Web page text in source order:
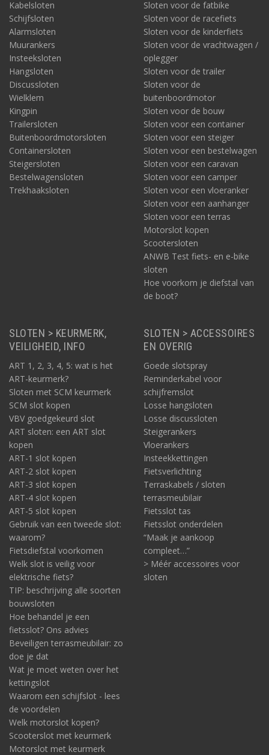
Kabelsloten
Schijfsloten
Alarmsloten
Muurankers
Insteeksloten
Hangsloten
Discussloten
Wielklem
Kingpin
Trailersloten
Buitenboordmotorsloten
Containersloten
Steigersloten
Bestelwagensloten
Trekhaaksloten
Sloten voor de fatbike
Sloten voor de racefiets
Sloten voor de kinderfiets
Sloten voor de vrachtwagen /
oplegger
Sloten voor de trailer
Sloten voor de
buitenboordmotor
Sloten voor de bouw
Sloten voor een container
Sloten voor een steiger
Sloten voor een bestelwagen
Sloten voor een caravan
Sloten voor een camper
Sloten voor een vloeranker
Sloten voor een aanhanger
Sloten voor een terras
Motorslot kopen
Scootersloten
ANWB Test fiets- en e-bike
sloten
Hoe voorkom je diefstal van
de boot?
SLOTEN > KEURMERK,
VEILIGHEID, INFO
ART 1, 2, 3, 4, 5: wat is het
ART-keurmerk?
Sloten met SCM keurmerk
SCM slot kopen
VBV goedgekeurd slot
ART sloten: een ART slot
kopen
ART-1 slot kopen
ART-2 slot kopen
ART-3 slot kopen
ART-4 slot kopen
ART-5 slot kopen
Gebruik van een tweede slot:
waarom?
Fietsdiefstal voorkomen
Welk slot is veilig voor
elektrische fiets?
TIP: beschrijving alle soorten
bouwsloten
Hoe behandel je een
fietsslot? Ons advies
Beveiligen terrasmeubilair: zo
doe je dat
Wat je moet weten over het
kettingslot
Waarom een schijfslot - lees
de voordelen
Welk motorslot kopen?
Scooterslot met keurmerk
Motorslot met keurmerk
SLOTEN > ACCESSOIRES
EN OVERIG
Goede slotspray
Reminderkabel voor
schijfremslot
Losse hangsloten
Losse discussloten
Steigerankers
Vloerankers
Insteekkettingen
Fietsverlichting
Terraskabels / sloten
terrasmeubilair
Fietsslot tas
Fietsslot onderdelen
“Maak je aankoop
compleet…”
> Méér accessoires voor
sloten